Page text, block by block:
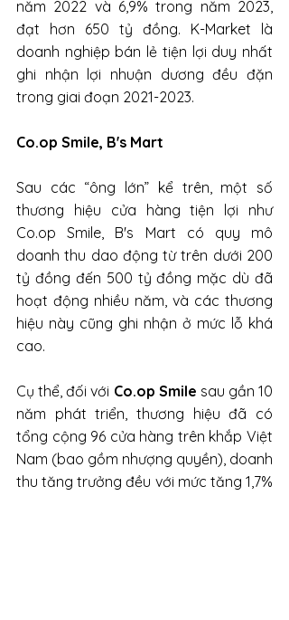
năm 2022 và 6,9% trong năm 2023,
đạt hơn 650 tỷ đồng. K-Market là
doanh nghiệp bán lẻ tiện lợi duy nhất
ghi nhận lợi nhuận dương đều đặn
trong giai đoạn 2021-2023.
Co.op Smile, B's Mart
Sau các “ông lớn” kể trên, một số
thương hiệu cửa hàng tiện lợi như
Co.op Smile, B's Mart có quy mô
doanh thu dao động từ trên dưới 200
tỷ đồng đến 500 tỷ đồng mặc dù đã
hoạt động nhiều năm, và các thương
hiệu này cũng ghi nhận ở mức lỗ khá
cao.
Cụ thể, đối với Co.op Smile sau gần 10
năm phát triển, thương hiệu đã có
tổng cộng 96 cửa hàng trên khắp Việt
Nam (bao gồm nhượng quyền), doanh
thu tăng trưởng đều với mức tăng 1,7%